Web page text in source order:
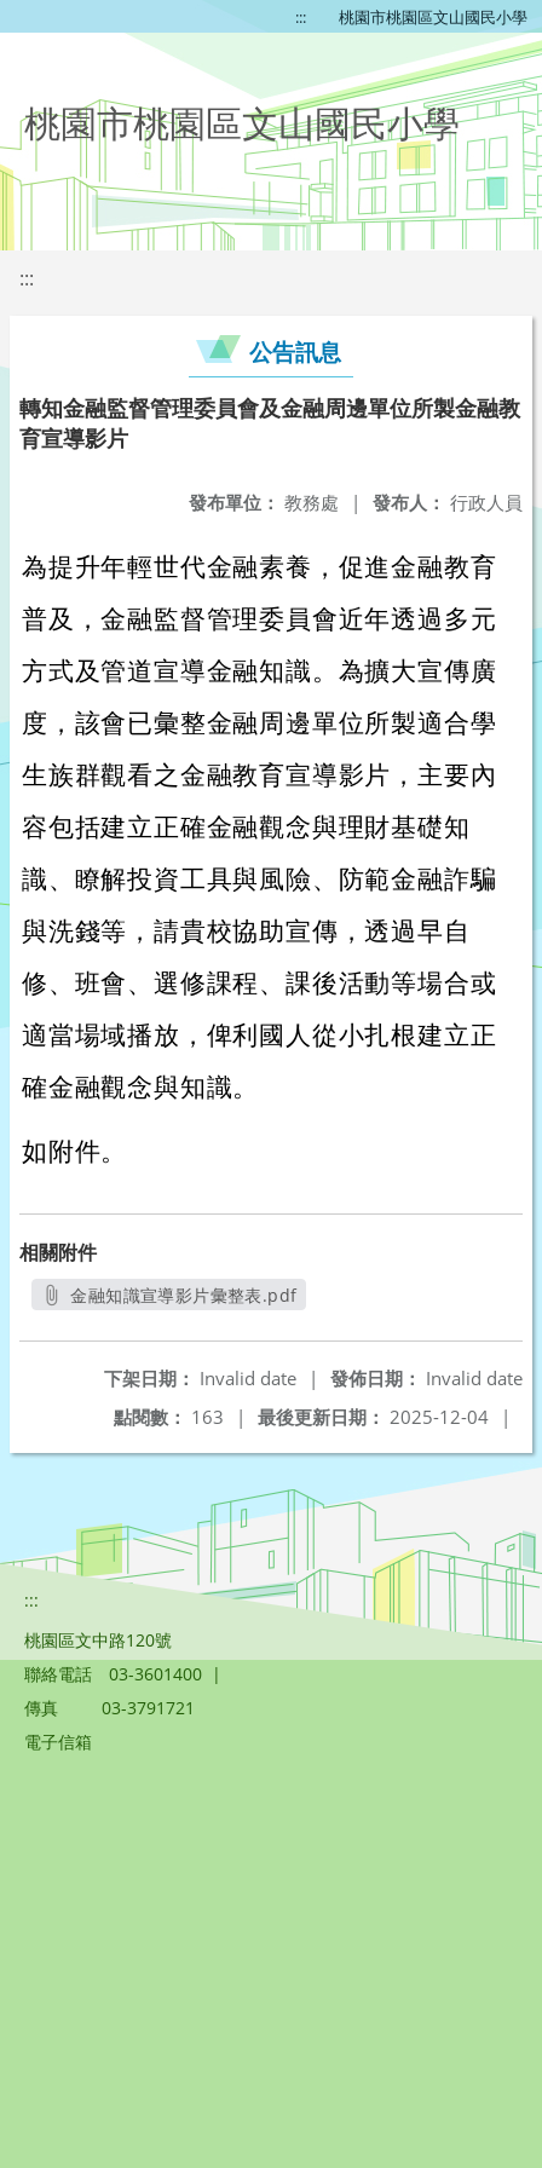
::: 桃園市桃園區文山國民小學
桃園市桃園區文山國民小學
:::
公告訊息
轉知金融監督管理委員會及金融周邊單位所製金融教
育宣導影片
發布人： 行政人員
發布單位： 教務處 |
為提升年輕世代金融素養，促進金融教育
普及，金融監督管理委員會近年透過多元
方式及管道宣導金融知識。為擴大宣傳廣
度，該會已彙整金融周邊單位所製適合學
生族群觀看之金融教育宣導影片，主要內
容包括建立正確金融觀念與理財基礎知
識、瞭解投資工具與風險、防範金融詐騙
與洗錢等，請貴校協助宣傳，透過早自
修、班會、選修課程、課後活動等場合或
適當場域播放，俾利國人從小扎根建立正
確金融觀念與知識。
如附件。
相關附件
金融知識宣導影片彙整表.pdf
發佈日期： Invalid date
下架日期： Invalid date
|
最後更新日期： 2025-12-04 |
點閱數： 163 |
:::
桃園區文中路120號
聯絡電話
03-3601400 |
傳真
03-3791721
電子信箱